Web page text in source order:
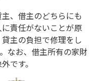
、借主のどちらにも
責任がないことが原
主の負担で修理をし
なお、借主所有の家財
です。